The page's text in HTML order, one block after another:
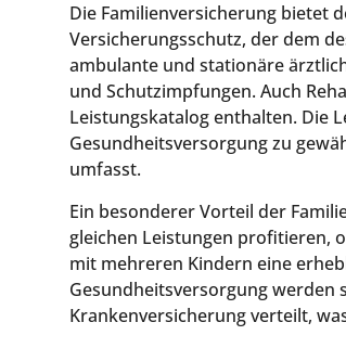
Die Familienversicherung bietet
Versicherungsschutz, der dem
ambulante und stationäre
und Schutzimpfungen. Auch
Leistungskatalog enthalten. Die
Gesundheitsversorgung zu
umfasst.
Ein besonderer Vorteil der
gleichen Leistungen profitieren,
mit mehreren Kindern eine
Gesundheitsversorgung werden
Krankenversicherung verteilt,